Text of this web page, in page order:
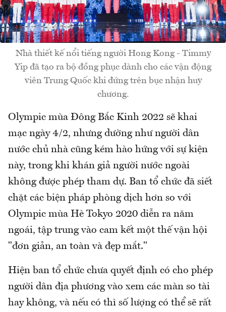
Nhà thiết kế nổi tiếng người Hong Kong - Timmy
Yip đã tạo ra bộ đồng phục dành cho các vận động
viên Trung Quốc khi đứng trên bục nhận huy
chương.
Olympic mùa Đông Bắc Kinh 2022 sẽ khai
mạc ngày 4/2, nhưng dường như người dân
nước chủ nhà cũng kém hào hứng với sự kiện
này, trong khi khán giả người nước ngoài
không được phép tham dự. Ban tổ chức đã siết
chặt các biện pháp phòng dịch hơn so với
Olympic mùa Hè Tokyo 2020 diễn ra năm
ngoái, tập trung vào cam kết một thế vận hội
"đơn giản, an toàn và đẹp mắt."
Hiện ban tổ chức chưa quyết định có cho phép
người dân địa phương vào xem các màn so tài
hay không, và nếu có thì số lượng có thể sẽ rất